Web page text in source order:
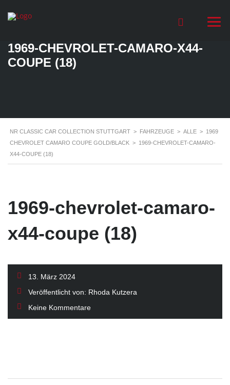
1969-CHEVROLET-CAMARO-X44-
COUPE (18)
NR CLASSIC CAR COLLECTION STUTTGART > FAHRZEUGE > ALLE > 1969
CHEVROLET CAMARO COUPE GOLD/BLACK > 1969-CHEVROLET-CAMARO-
X44-COUPE (18)
1969-chevrolet-camaro-
x44-coupe (18)
13. März 2024
Veröffentlicht von: Rhoda Kutzera
Keine Kommentare